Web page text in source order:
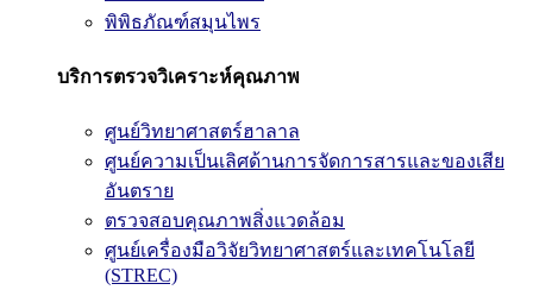
พิพิธภัณฑ์สมุนไพร
บริการตรวจวิเคราะห์คุณภาพ
ศูนย์วิทยาศาสตร์ฮาลาล
ศูนย์ความเป็นเลิศด้านการจัดการสารและของเสีย
อันตราย
ตรวจสอบคุณภาพสิ่งแวดล้อม
ศูนย์เครื่องมือวิจัยวิทยาศาสตร์และเทคโนโลยี
(STREC)